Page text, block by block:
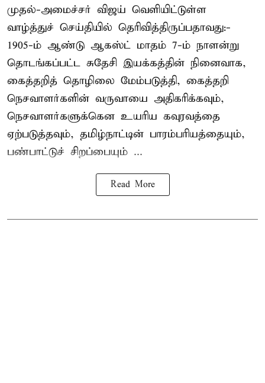
முதல்-அமைச்சர் விஜய் வெளியிட்டுள்ள
வாழ்த்துச் செய்தியில் தெரிவித்திருப்பதாவது:-
1905-ம் ஆண்டு ஆகஸ்ட் மாதம் 7-ம் நாளன்று
தொடங்கப்பட்ட சுதேசி இயக்கத்தின் நினைவாக,
கைத்தறித் தொழிலை மேம்படுத்தி, கைத்தறி
நெசவாளர்களின் வருவாயை அதிகரிக்கவும்,
நெசவாளர்களுக்கென உயரிய கவுரவத்தை
ஏற்படுத்தவும், தமிழ்நாட்டின் பாரம்பரியத்தையும்,
பண்பாட்டுச் சிறப்பையும் ...
Read More